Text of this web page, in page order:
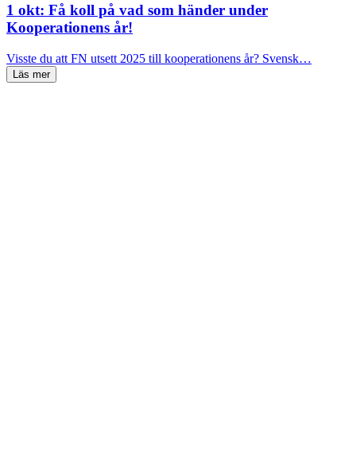
1 okt: Få koll på vad som händer under
Kooperationens år!
Visste du att FN utsett 2025 till kooperationens år? Svensk…
Läs mer